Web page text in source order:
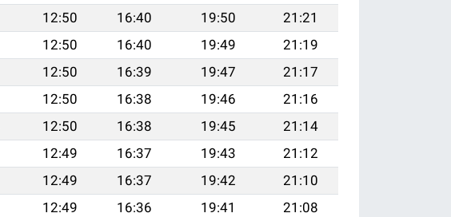
12:50 16:40 19:50
21:21
12:50 16:40 19:49
21:19
12:50 16:39 19:47
21:17
12:50 16:38 19:46
21:16
12:50 16:38 19:45
21:14
12:49 16:37 19:43
21:12
12:49 16:37 19:42
21:10
12:49 16:36 19:41
21:08